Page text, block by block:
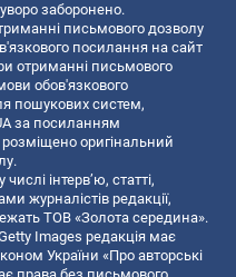
заборонено.
письмового дозволу
посилання на сайт
отриманні письмового
обов'язкового
пошукових систем,
за посиланням
розміщено оригінальний
інтерв’ю, статті,
журналістів редакції,
ТОВ «Золота середина».
Images редакція має
України «Про авторські